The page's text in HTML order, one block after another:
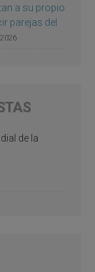
a su propio
parejas del
de la